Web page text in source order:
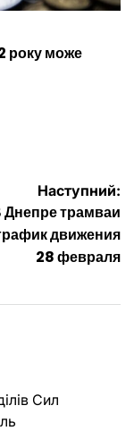
року може
Наступний:
Днепре трамваи
движения
28 февраля
Сил